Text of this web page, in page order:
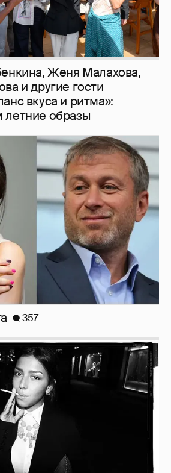
Женя Малахова,
и другие гости
вкуса и ритма»:
летние образы
357